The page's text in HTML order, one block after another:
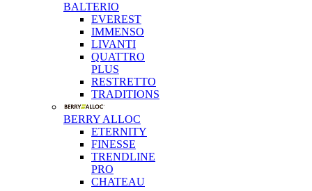
BALTERIO
EVEREST
IMMENSO
LIVANTI
QUATTRO
PLUS
RESTRETTO
TRADITIONS
BERRY ALLOC
ETERNITY
FINESSE
TRENDLINE
PRO
CHATEAU